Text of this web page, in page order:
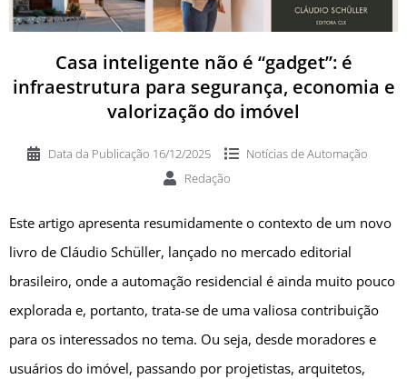
Casa inteligente não é “gadget”: é
infraestrutura para segurança, economia e
valorização do imóvel
Data da Publicação 16/12/2025 Notícias deAutomação
Redação
Este artigo apresenta resumidamente o contexto de um novo
livro de Cláudio Schüller, lançado no mercado editorial
brasileiro, onde a automação residencial é ainda muito pouco
explorada e, portanto, trata-se de uma valiosa contribuição
para os interessados no tema. Ou seja, desde moradores e
usuários do imóvel, passando por projetistas, arquitetos,